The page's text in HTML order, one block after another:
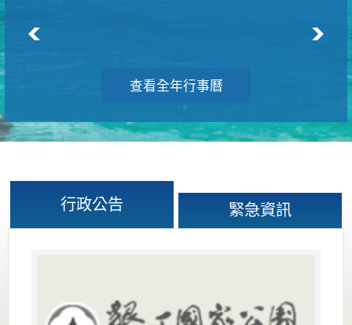
查看全年行事曆
行政公告 緊急資訊